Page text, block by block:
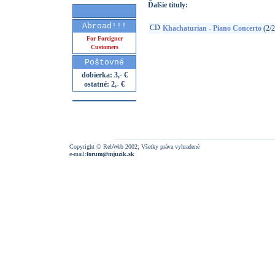
Abroad!!!
For Foreigner
Customers
Poštovné
dobierka: 3,- €
ostatné: 2,- €
Ďalšie tituly:
CD Khachaturian - Piano Concerto (2/
Copyright © RebWeb 2002; Všetky práva vyhradené
e-mail:forum@mjuzik.sk